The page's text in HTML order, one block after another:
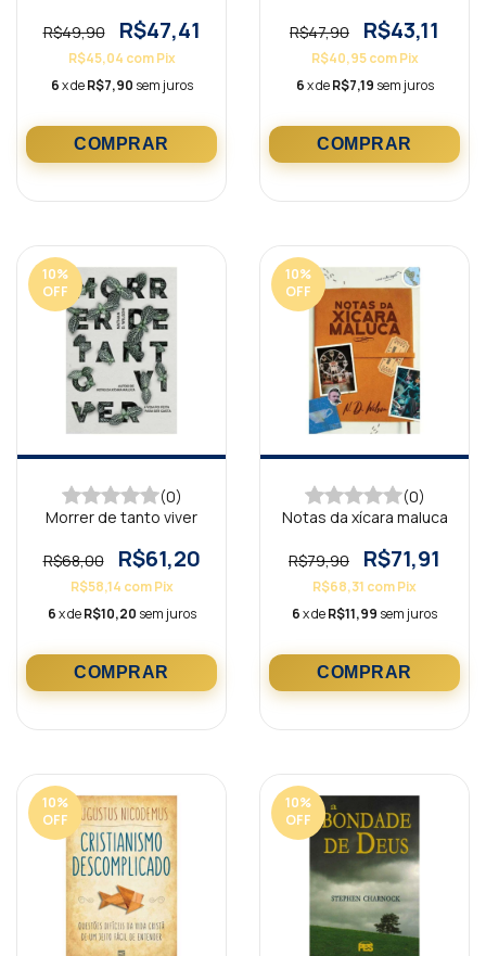
R$49,90 R$47,41
R$45,04 com Pix
6x deR$7,90 sem juros
R$47,90 R$43,11
R$40,95com Pix
6x deR$7,19 sem juros
10%
OFF
(0)
Morrer de tanto viver
R$68,00 R$61,20
R$58,14 com Pix
6x deR$10,20 sem juros
10%
OFF
(0)
Notas da xícara maluca
R$79,90 R$71,91
R$68,31 comPix
6x deR$11,99 sem juros
10%
OFF
10%
OFF